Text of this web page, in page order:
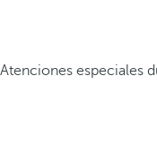
Atenciones especiales